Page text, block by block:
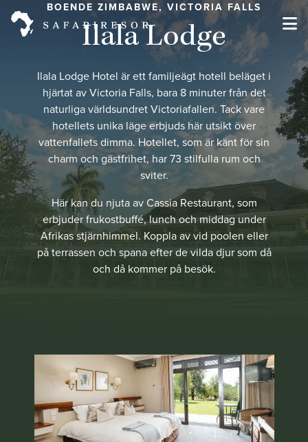
BOENDE ZIMBABWE, VICTORIA FALLS
Ilala Lodge
Ilala Lodge Hotel är ett familjeägt hotell beläget i
hjärtat av Victoria Falls, bara 8 minuter från det
naturliga världsundret Victoriafallen. Tack vare
hotellets unika läge erbjuds här utsikt över
vattenfallets dimma. Hotellet, som är känt för sin
charm och gästfrihet, har 73 stilfulla rum och
sviter.
Här kan du njuta av Cassia Restaurant, som
erbjuder frukostbuffé, lunch och middag under
Afrikas stjärnhimmel. Koppla av vid poolen eller
på terrassen och spana efter de vilda djur som då
och då kommer på besök.